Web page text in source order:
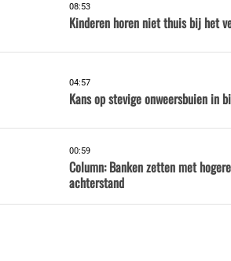
08:53
Kinderen horen niet thuis bij het
04:57
Kans op stevige onweersbuien in
00:59
Column: Banken zetten met
achterstand